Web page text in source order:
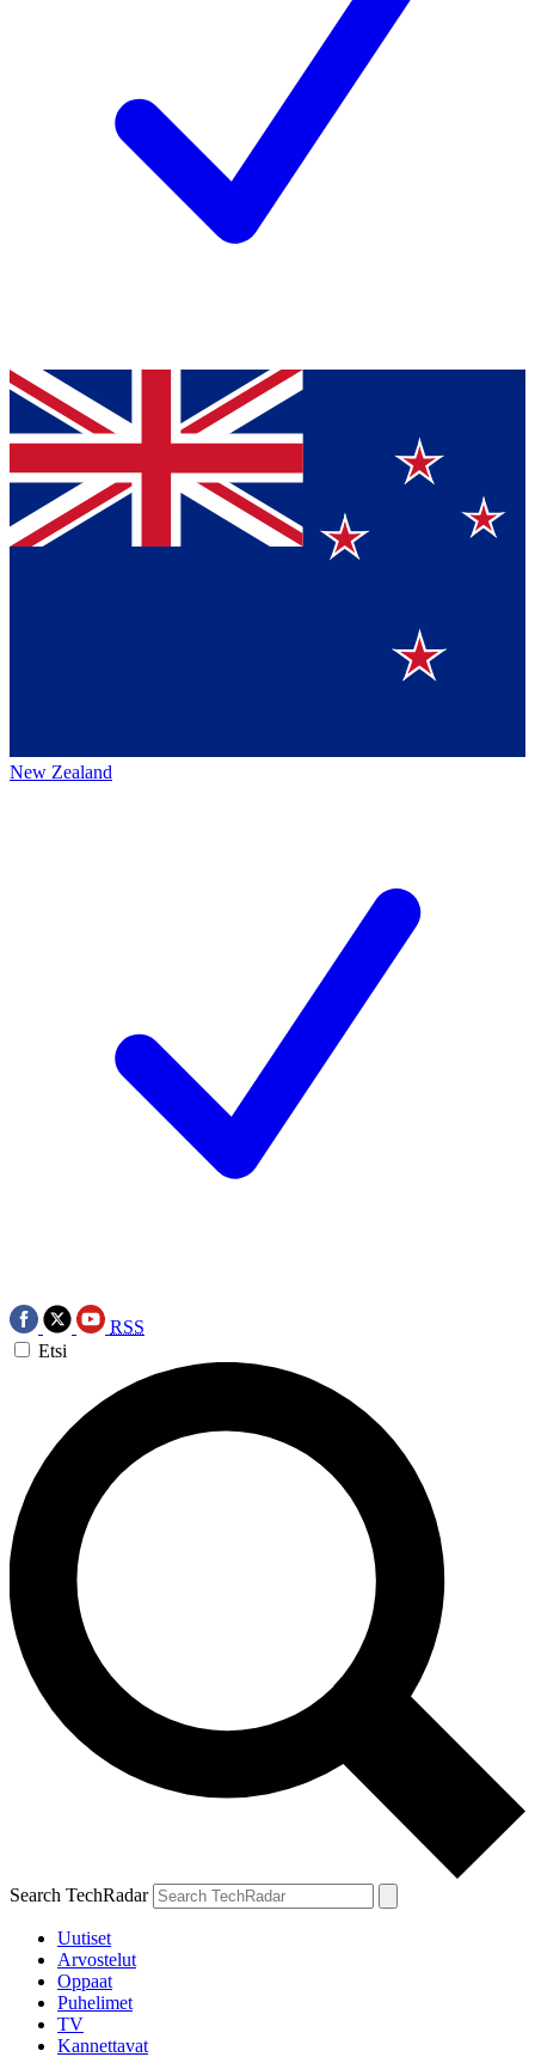
New Zealand
RSS
Etsi
Search TechRadar
Uutiset
Arvostelut
Oppaat
Puhelimet
TV
Kannettavat